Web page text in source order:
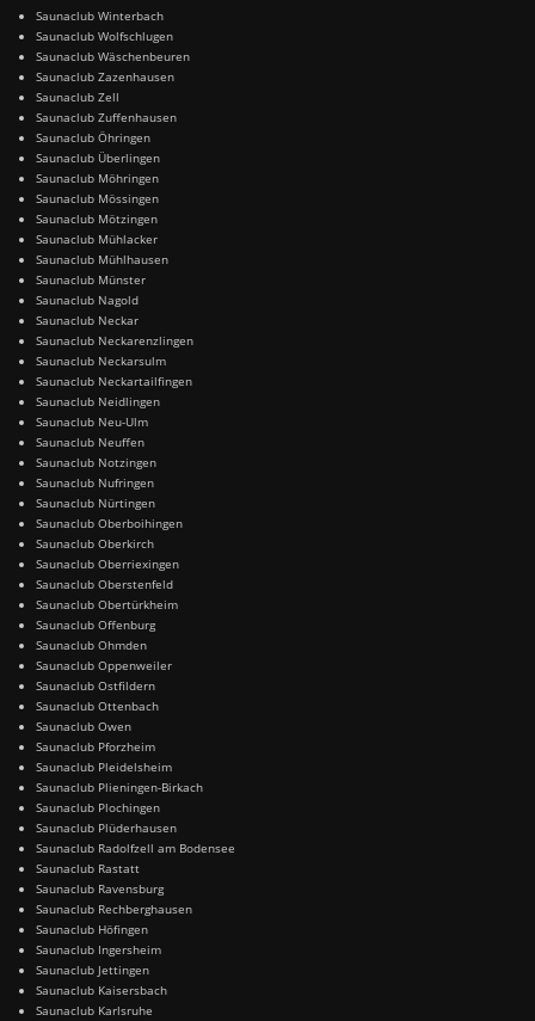
Saunaclub Winterbach
Saunaclub Wolfschlugen
Saunaclub Wäschenbeuren
Saunaclub Zazenhausen
Saunaclub Zell
Saunaclub Zuffenhausen
Saunaclub Öhringen
Saunaclub Überlingen
Saunaclub Möhringen
Saunaclub Mössingen
Saunaclub Mötzingen
Saunaclub Mühlacker
Saunaclub Mühlhausen
Saunaclub Münster
Saunaclub Nagold
Saunaclub Neckar
Saunaclub Neckarenzlingen
Saunaclub Neckarsulm
Saunaclub Neckartailfingen
Saunaclub Neidlingen
Saunaclub Neu-Ulm
Saunaclub Neuffen
Saunaclub Notzingen
Saunaclub Nufringen
Saunaclub Nürtingen
Saunaclub Oberboihingen
Saunaclub Oberkirch
Saunaclub Oberriexingen
Saunaclub Oberstenfeld
Saunaclub Obertürkheim
Saunaclub Offenburg
Saunaclub Ohmden
Saunaclub Oppenweiler
Saunaclub Ostfildern
Saunaclub Ottenbach
Saunaclub Owen
Saunaclub Pforzheim
Saunaclub Pleidelsheim
Saunaclub Plieningen-Birkach
Saunaclub Plochingen
Saunaclub Plüderhausen
Saunaclub Radolfzell am Bodensee
Saunaclub Rastatt
Saunaclub Ravensburg
Saunaclub Rechberghausen
Saunaclub Höfingen
Saunaclub Ingersheim
Saunaclub Jettingen
Saunaclub Kaisersbach
Saunaclub Karlsruhe